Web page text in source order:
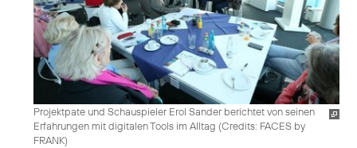
Projektpate und Schauspieler Erol Sander berichtet von seinen
Erfahrungen mit digitalen Tools im Alltag (Credits: FACES by
FRANK)